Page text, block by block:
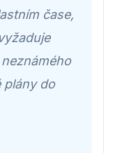
čase,
plány do